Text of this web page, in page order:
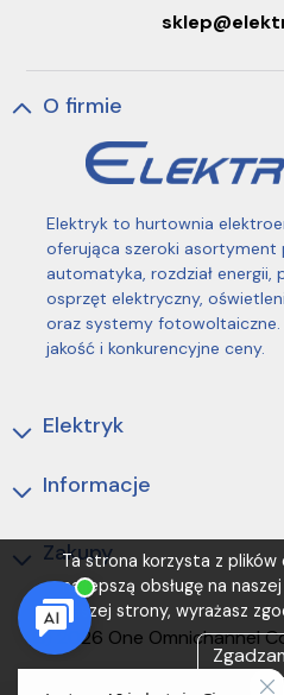
Ta strona korzysta z
najlepszą obsługę na
naszej strony, wyrażasz
O firmie
Elektryk to hurtownia
oferująca szeroki
automatyka, rozdział energii,
osprzęt elektryczny,
oraz systemy fotowoltaiczne.
jakość i konkurencyjne ceny.
Elektryk
Informacje
Zakupy
(C) 2026 One Omnichannel